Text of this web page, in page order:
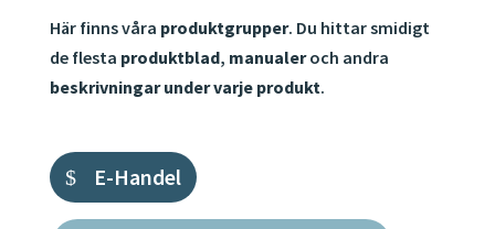
Här finns våra produktgrupper. Du hittar smidigt
de flesta produktblad, manualeroch andra
beskrivningar under varje produkt.
E-Handel